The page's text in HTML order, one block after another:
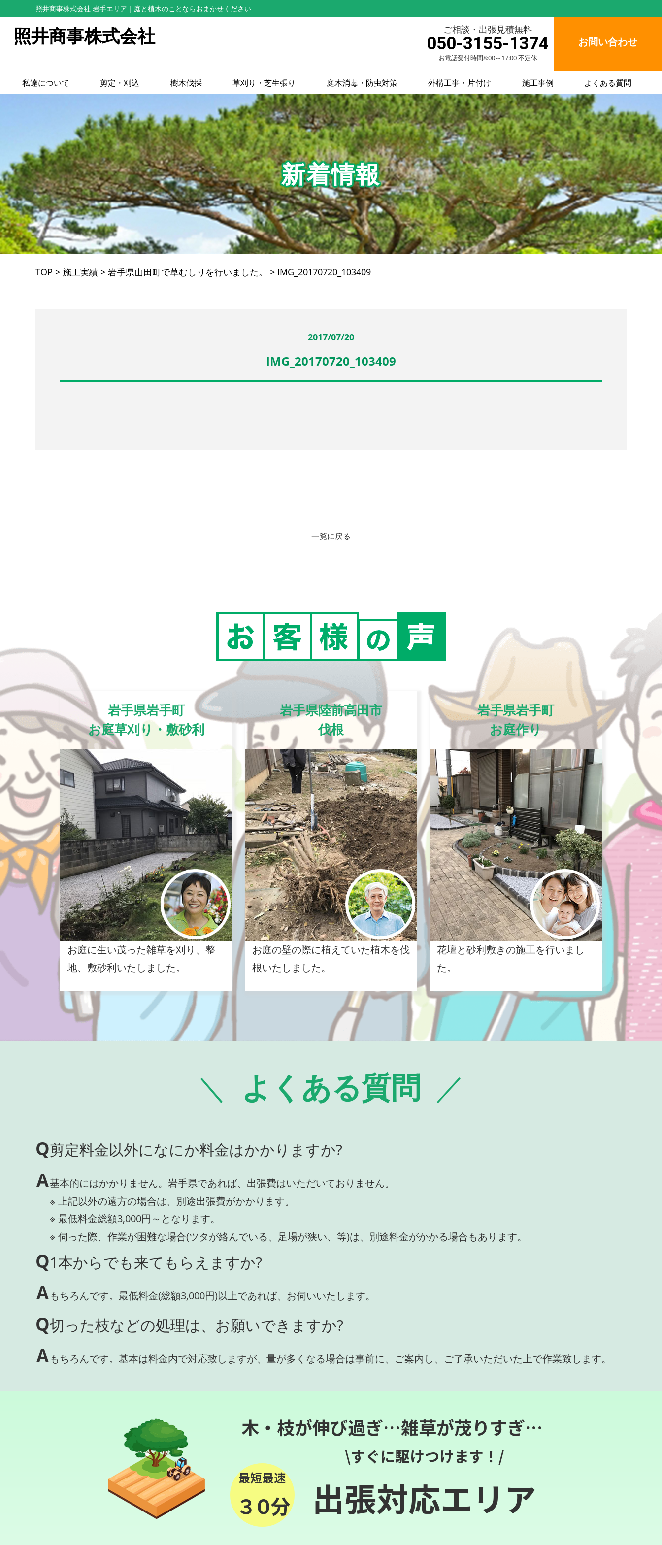
照井商事株式会社 岩手エリア ｜庭と植木のことならおまかせください
照井商事株式会社 ご相談・出張見積無料
050-3155-1374
お電話受付時間8:00～17:00 不定休
お問い合わせ
私達について 剪定・刈込 樹木伐採 草刈り・芝生張り 庭木消毒・防虫対策 外構工事・片付け 施工事例 よくある質問
新着情報
TOP > 施工実績 > 岩手県山田町で草むしりを行いました。 > IMG_20170720_103409
2017/07/20
IMG_20170720_103409
一覧に戻る
岩手県岩手町
お庭草刈り・敷砂利
お庭に生い茂った雑草を刈り、整
地、敷砂利いたしました。
岩手県陸前高田市
伐根
お庭の壁の際に植えていた植木を伐
根いたしました。
岩手県岩手町
お庭作り
花壇と砂利敷きの施工を行いまし
た。
よくある質問
Q剪定料金以外になにか料金はかかりますか?
A基本的にはかかりません。岩手県であれば、出張費はいただいておりません。
※ 上記以外の遠方の場合は、別途出張費がかかります。
※ 最低料金総額3,000円～となります。
※ 伺った際、作業が困難な場合(ツタが絡んでいる、足場が狭い、等)は、別途料金がかかる場合もあります。
Q1本からでも来てもらえますか?
Aもちろんです。最低料金(総額3,000円)以上であれば、お伺いいたします。
Q切った枝などの処理は、お願いできますか?
Aもちろんです。基本は料金内で対応致しますが、量が多くなる場合は事前に、ご案内し、ご了承いただいた上で作業致します。
木・枝が伸び過ぎ…雑草が茂りすぎ…
最短最速
３０分
\すぐに駆けつけます！/
出張対応エリア